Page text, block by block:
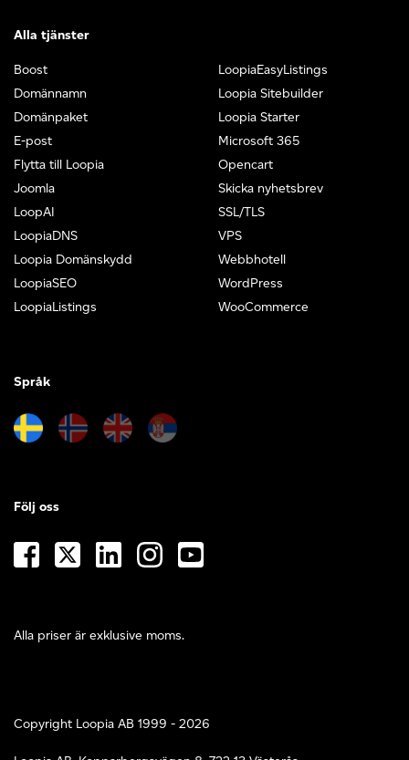
Alla tjänster
Boost
Domännamn
Domänpaket
E-post
Flytta till Loopia
Joomla
LoopAI
LoopiaDNS
Loopia Domänskydd
LoopiaSEO
LoopiaListings
LoopiaEasyListings
Loopia Sitebuilder
Loopia Starter
Microsoft 365
Opencart
Skicka nyhetsbrev
SSL/TLS
VPS
Webbhotell
WordPress
WooCommerce
Språk
Alla priser är exklusive moms.
Följ oss
Copyright Loopia AB 1999 - 2026